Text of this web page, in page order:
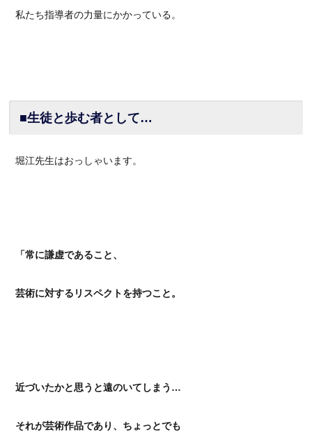
私たち指導者の力量にかかっている。
■生徒と歩む者として…
堀江先生はおっしゃいます。
「常に謙虚であること、
芸術に対するリスペクトを持つこと。
近づいたかと思うと遠のいてしまう…
それが芸術作品であり、ちょっとでも